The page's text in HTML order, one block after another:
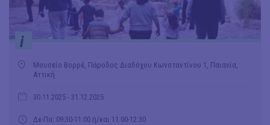
i
Μουσείο Βορρέ, Πάροδος Διαδόχου Κωνσταντίνου 1, Παιανία,
Αττική
30.11.2025 - 31.12.2025
Δε-Πα: 09:30-11:00 ή/και 11:00-12:30